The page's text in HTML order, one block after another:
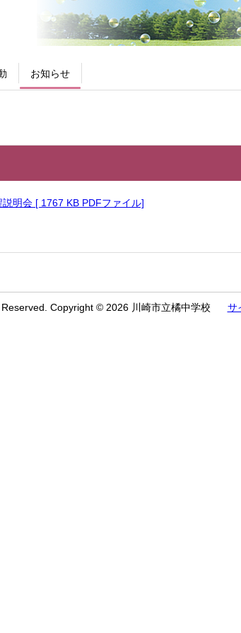
お知らせ
説明会 [ 1767 KB PDFファイル]
Copyright © 2026 川崎市立橘中学校 サ